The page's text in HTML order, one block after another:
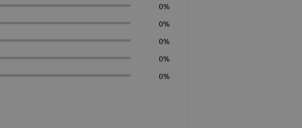
0%
0%
0%
0%
0%